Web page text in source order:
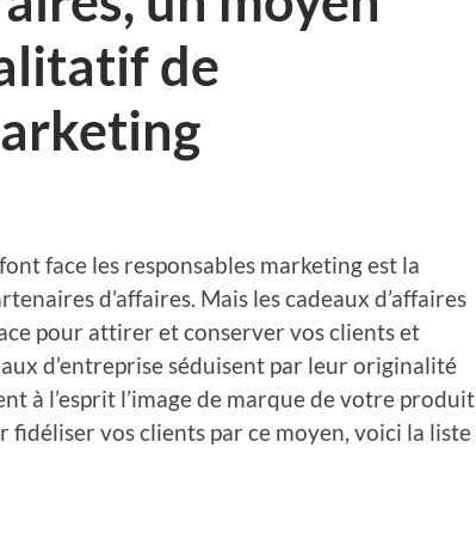
de
face les responsables marketing est la
d’affaires. Mais les cadeaux d’affaires
pour attirer et conserver vos clients et
d’entreprise séduisent par leur originalité
à l’esprit l’image de marque de votre produit
vos clients par ce moyen, voici la liste